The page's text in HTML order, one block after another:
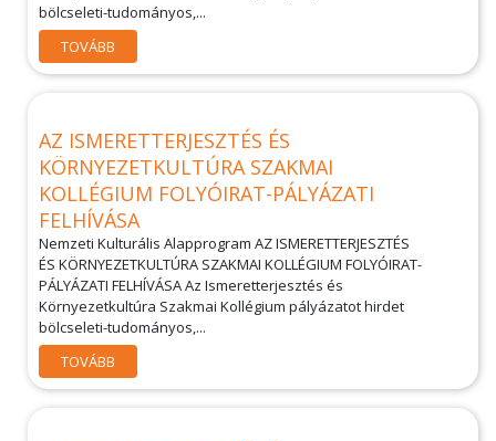
bölcseleti-tudományos,...
TOVÁBB
AZ ISMERETTERJESZTÉS ÉS
KÖRNYEZETKULTÚRA SZAKMAI
KOLLÉGIUM FOLYÓIRAT-PÁLYÁZATI
FELHÍVÁSA
Nemzeti Kulturális Alapprogram AZ ISMERETTERJESZTÉS
ÉS KÖRNYEZETKULTÚRA SZAKMAI KOLLÉGIUM FOLYÓIRAT-
PÁLYÁZATI FELHÍVÁSA Az Ismeretterjesztés és
Környezetkultúra Szakmai Kollégium pályázatot hirdet
bölcseleti-tudományos,...
TOVÁBB